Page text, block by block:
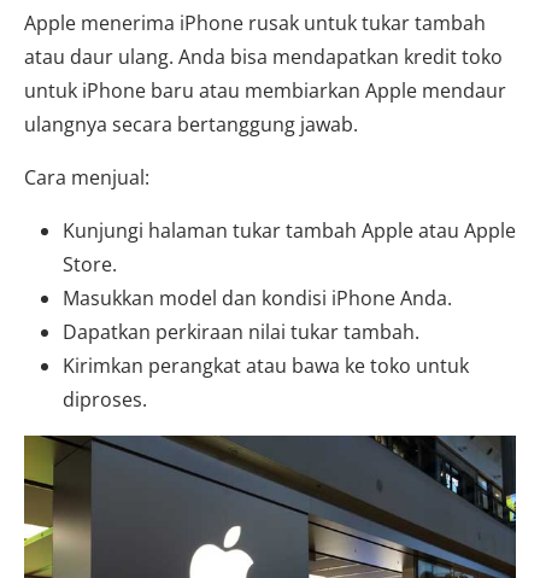
Apple menerima iPhone rusak untuk tukar tambah
atau daur ulang. Anda bisa mendapatkan kredit toko
untuk iPhone baru atau membiarkan Apple mendaur
ulangnya secara bertanggung jawab.
Cara menjual:
Kunjungi halaman tukar tambah Apple atau Apple
Store.
Masukkan model dan kondisi iPhone Anda.
Dapatkan perkiraan nilai tukar tambah.
Kirimkan perangkat atau bawa ke toko untuk
diproses.